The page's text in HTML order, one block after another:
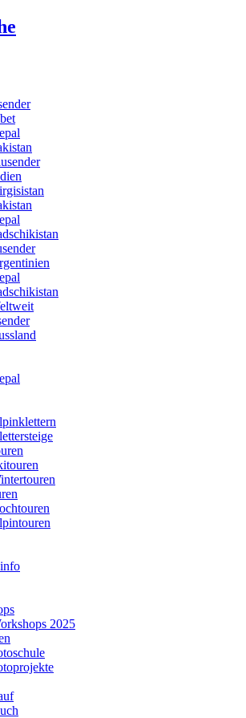
2025